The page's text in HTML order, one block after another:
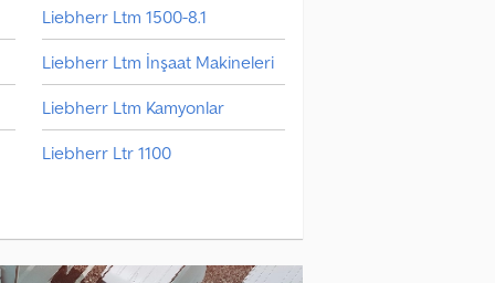
Liebherr Ltm 1500-8.1
Liebherr Ltm İnşaat Makineleri
Liebherr Ltm Kamyonlar
Liebherr Ltr 1100
Liebherr Teleskopik Taşıyıcı